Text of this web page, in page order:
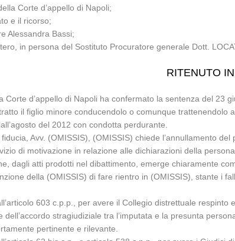
Corte d’appello di Napoli;
e il ricorso;
Alessandra Bassi;
in persona del Sostituto Procuratore generale Dott.
RITENUTO IN
Corte d’appello di Napoli ha confermato la sentenza del
il figlio minore conducendolo o comunque trattenendolo
del 2012 con condotta perdurante.
Avv. (OMISSIS), (OMISSIS) chiede l’annullamento
di motivazione in relazione alle dichiarazioni della
dagli atti prodotti nel dibattimento, emerge chiaramente
della (OMISSIS) di fare rientro in (OMISSIS), stante i
603 c.p.p., per avere il Collegio distrettuale
stragiudiziale tra l’imputata e la presunta
pertinente e rilevante.